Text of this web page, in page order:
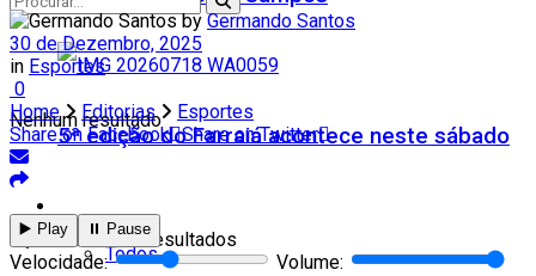
5ª edição do Farraiá acontece neste sábado
Todos
Nenhum resultado
Ver todos os resultados
by Germando Santos
30 de Dezembro, 2025
in Esportes
0
Home
Editorias
Esportes
Share on Facebook Share on Twitter
▶️ Play ⏸️ Pause
Velocidade:
Volume: